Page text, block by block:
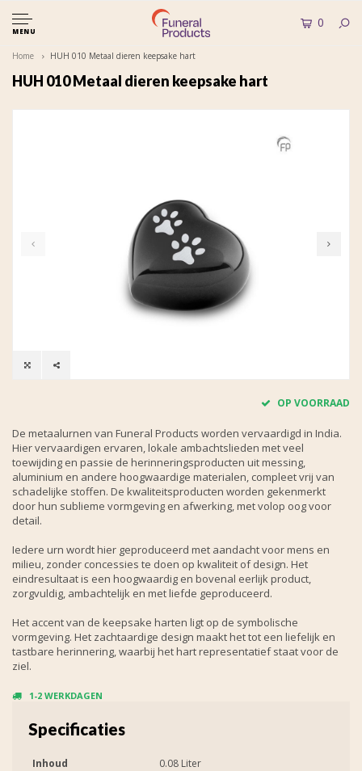
MENU
0
Home HUH 010 Metaal dieren keepsake hart
HUH 010 Metaal dieren keepsake hart
OP VOORRAAD
De metaalurnen van Funeral Products worden vervaardigd in India.
Hier vervaardigen ervaren, lokale ambachtslieden met veel
toewijding en passie de herinneringsproducten uit messing,
aluminium en andere hoogwaardige materialen, compleet vrij van
schadelijke stoffen. De kwaliteitsproducten worden gekenmerkt
door hun sublieme vormgeving en afwerking, met volop oog voor
detail.
Iedere urn wordt hier geproduceerd met aandacht voor mens en
milieu, zonder concessies te doen op kwaliteit of design. Het
eindresultaat is een hoogwaardig en bovenal eerlijk product,
zorgvuldig, ambachtelijk en met liefde geproduceerd.
Het accent van de keepsake harten ligt op de symbolische
vormgeving. Het zachtaardige design maakt het tot een liefelijk en
tastbare herinnering, waarbij het hart representatief staat voor de
ziel.
1-2 WERKDAGEN
Specificaties
Inhoud
0.08 Liter